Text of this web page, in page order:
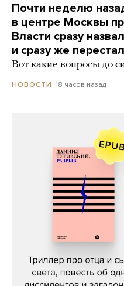
Почти неделю
в центре Москвы
Власти сразу
и сразу же
Вот какие вопросы до
НОВОСТИ 18 часов назад
Даниил